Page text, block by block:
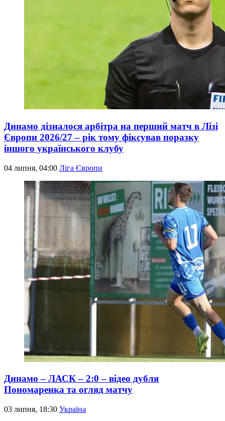
Динамо дізналося арбітра на перший матч в Лізі
Європи 2026/27 – рік тому фіксував поразку
іншого українського клубу
04 липня, 04:00 Ліга Європи
Динамо – ЛАСК – 2:0 – відео дубля
Пономаренка та огляд матчу
03 липня, 18:30 Україна